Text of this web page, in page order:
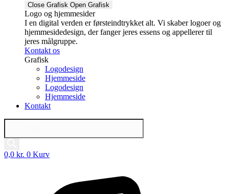
Close Grafisk Open Grafisk
Logo og hjemmesider
I en digital verden er førsteindtrykket alt. Vi skaber logoer og
hjemmesidedesign, der fanger jeres essens og appellerer til
jeres målgruppe.
Kontakt os
Grafisk
Logodesign
Hjemmeside
Logodesign
Hjemmeside
Kontakt
Products
0,0 kr. 0 Kurv